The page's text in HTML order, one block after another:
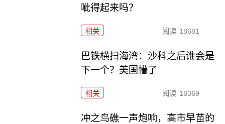
呲得起来吗？
相关 阅读 18681
巴铁横扫海湾：沙科之后谁会是
下一个？美国懵了
相关 阅读 18369
冲之鸟礁一声炮响，高市早苗的